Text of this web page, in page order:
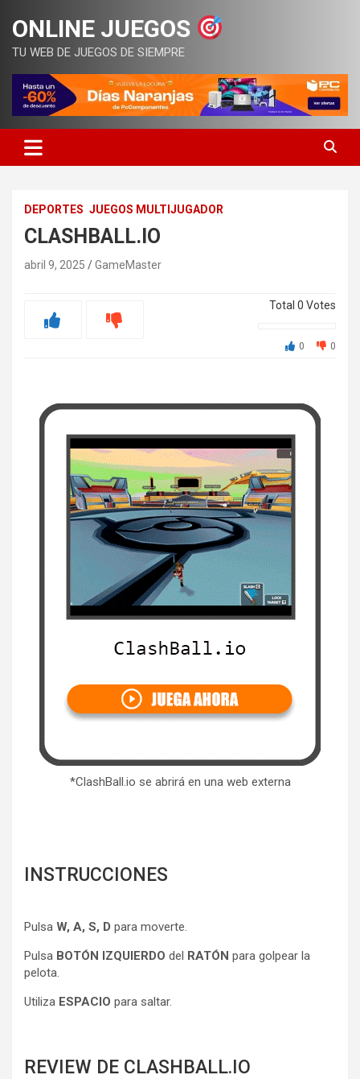
contenido
ONLINE JUEGOS
TU WEB DE JUEGOS DE SIEMPRE
DEPORTES JUEGOS MULTIJUGADOR
CLASHBALL.IO
abril 9, 2025 GameMaster
Total 0 Votes
0
0
*ClashBall.io se abrirá en una web externa
INSTRUCCIONES
Pulsa W, A, S, D para moverte.
Pulsa BOTÓN IZQUIERDO del RATÓN para golpear la
pelota.
Utiliza ESPACIO para saltar.
REVIEW DE CLASHBALL.IO